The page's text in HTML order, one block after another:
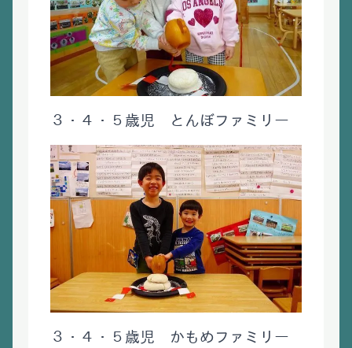
３・４・５歳児 とんぼファミリー
３・４・５歳児 かもめファミリー